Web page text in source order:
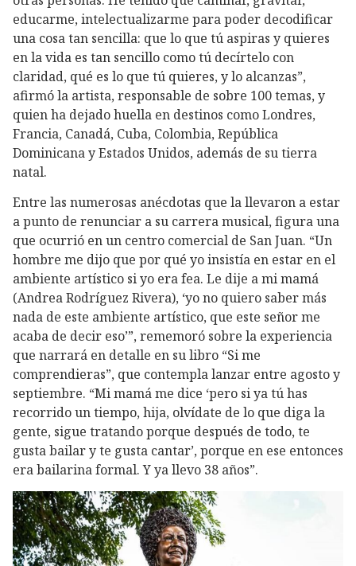
educarme, intelectualizarme para poder decodificar
una cosa tan sencilla: que lo que tú aspiras y quieres
en la vida es tan sencillo como tú decírtelo con
claridad, qué es lo que tú quieres, y lo alcanzas”,
afirmó la artista, responsable de sobre 100 temas, y
quien ha dejado huella en destinos como Londres,
Francia, Canadá, Cuba, Colombia, República
Dominicana y Estados Unidos, además de su tierra
natal.
Entre las numerosas anécdotas que la llevaron a estar
a punto de renunciar a su carrera musical, figura una
que ocurrió en un centro comercial de San Juan. “Un
hombre me dijo que por qué yo insistía en estar en el
ambiente artístico si yo era fea. Le dije a mi mamá
(Andrea Rodríguez Rivera), ‘yo no quiero saber más
nada de este ambiente artístico, que este señor me
acaba de decir eso’”, rememoró sobre la experiencia
que narrará en detalle en su libro “Si me
comprendieras”, que contempla lanzar entre agosto y
septiembre. “Mi mamá me dice ‘pero si ya tú has
recorrido un tiempo, hija, olvídate de lo que diga la
gente, sigue tratando porque después de todo, te
gusta bailar y te gusta cantar’, porque en ese entonces
era bailarina formal. Y ya llevo 38 años”.